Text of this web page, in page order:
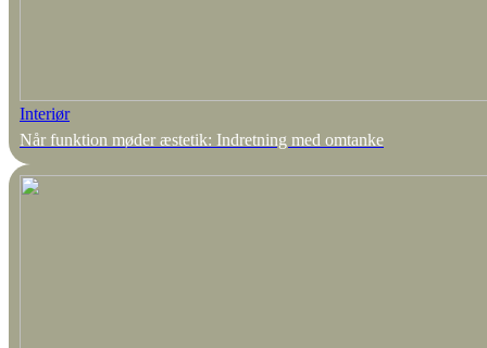
Interiør
Når funktion møder æstetik: Indretning med omtanke